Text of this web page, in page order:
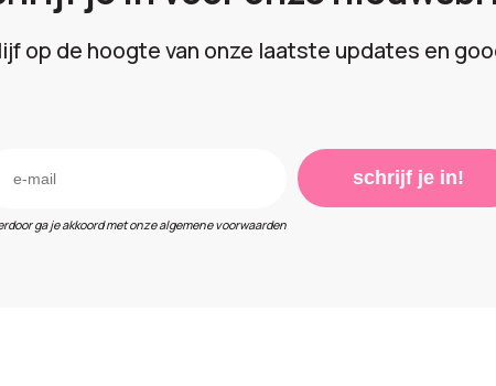
op de hoogte van onze laatste updates en
ga je akkoord met onze algemene voorwaarden
schrijf je in!